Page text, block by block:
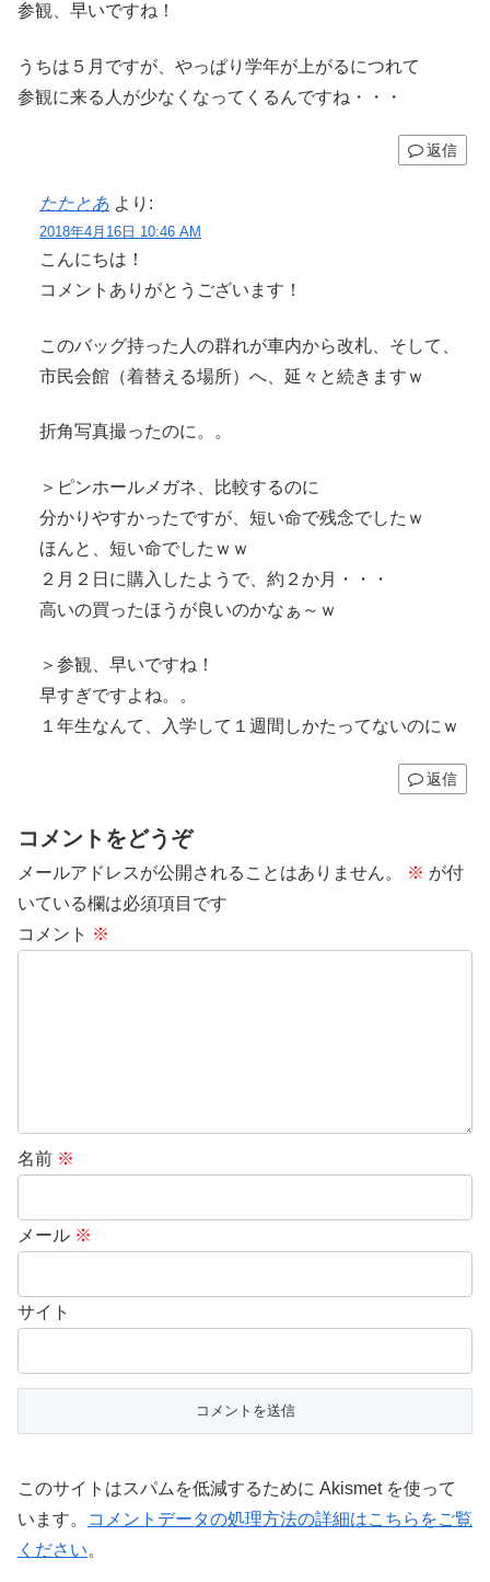
参観、早いですね！
うちは５月ですが、やっぱり学年が上がるにつれて
参観に来る人が少なくなってくるんですね・・・
返信
たたとあ より:
2018年4月16日 10:46 AM
こんにちは！
コメントありがとうございます！
このバッグ持った人の群れが車内から改札、そして、
市民会館（着替える場所）へ、延々と続きますｗ
折角写真撮ったのに。。
＞ピンホールメガネ、比較するのに
分かりやすかったですが、短い命で残念でしたｗ
ほんと、短い命でしたｗｗ
２月２日に購入したようで、約２か月・・・
高いの買ったほうが良いのかなぁ～ｗ
＞参観、早いですね！
早すぎですよね。。
１年生なんて、入学して１週間しかたってないのにｗ
返信
コメントをどうぞ
メールアドレスが公開されることはありません。 ※ が付
いている欄は必須項目です
コメント ※
名前 ※
メール ※
サイト
このサイトはスパムを低減するために Akismet を使って
います。
コメントデータの処理方法の詳細はこちらをご覧
ください。